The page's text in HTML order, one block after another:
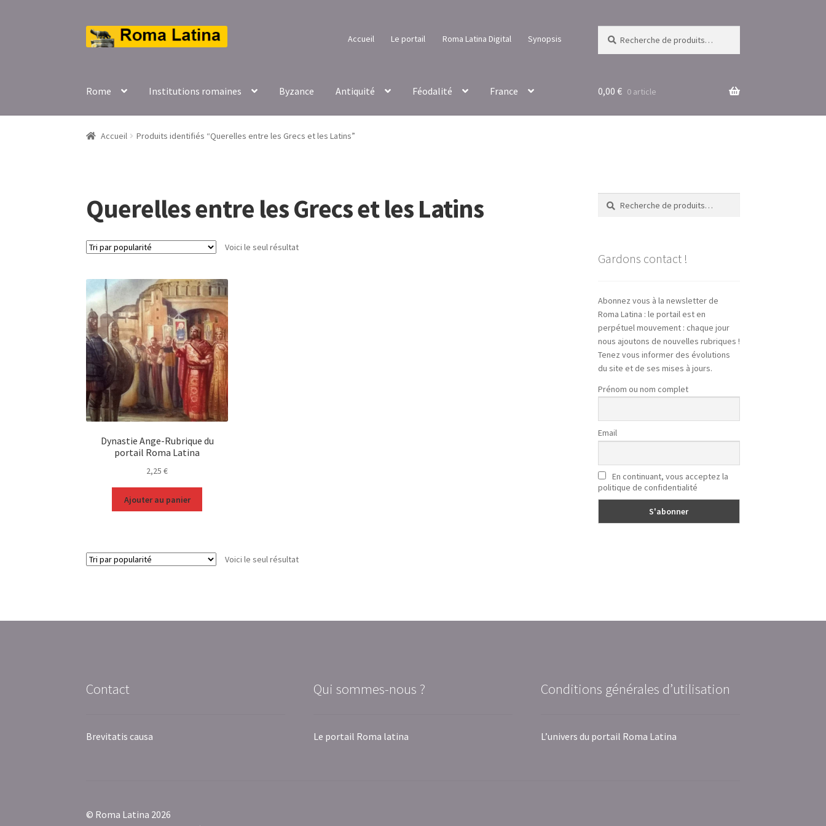
Aller
à
Aller
au
Accueil Le portail Roma Latina Digital Synopsis
pour :
Rome Institutions romaines Byzance Antiquité Féodalité France 0,00 € 0 article
Accueil Produits identifiés “Querelles entre les Grecs et les Latins”
Querelles entre les Grecs et les Latins
Voici le seul résultat
Dynastie Ange-Rubrique du
portail Roma Latina
2,25€
Ajouter au panier
Voici le seul résultat
Recherche
pour :
Recherche
Gardons contact !
Abonnez vous à la newsletter de
Roma Latina : le portail est en
perpétuel mouvement : chaque jour
nous ajoutons de nouvelles rubriques !
Tenez vous informer des évolutions
du site et de ses mises à jours.
Prénom ou nom complet
Email
En continuant, vous acceptez la
politique de confidentialité
Contact
Brevitatis causa
Qui sommes-nous ?
Le portail Roma latina
Conditions générales d’utilisation
L’univers du portail Roma Latina
© Roma Latina 2026